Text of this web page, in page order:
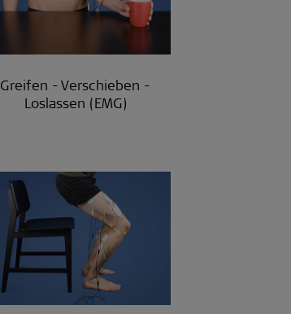
Greifen - Verschieben -
Loslassen (EMG)